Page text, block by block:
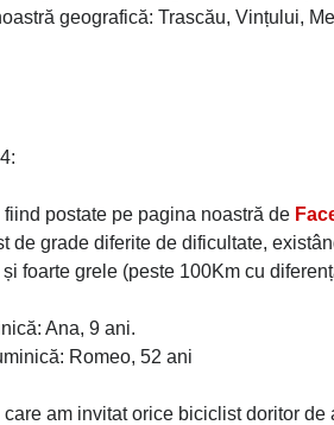
geografică: Trascău, Vințului,
postate pe pagina noastră de
de grade diferite de dificultate,
foarte grele (peste 100Km cu
Ana, 9 ani.
Romeo, 52 ani
am invitat orice biciclist doritor de